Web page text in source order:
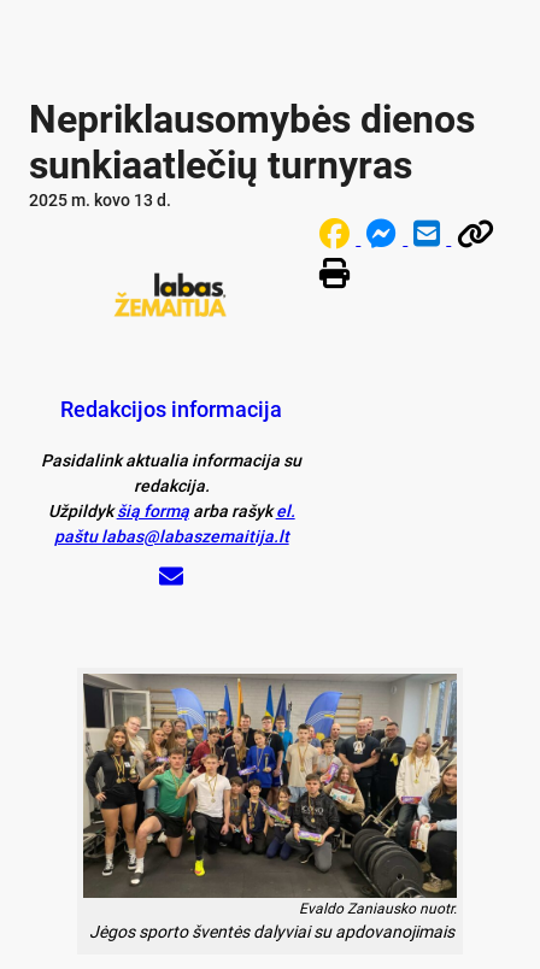
Nepriklausomybės dienos
sunkiaatlečių turnyras
2025 m. kovo 13 d.
Redakcijos informacija
Pasidalink aktualia informacija su
redakcija.
Užpildykšią formąarba rašykel.
paštu labas@labaszemaitija.lt
Evaldo Zaniausko nuotr.
Jėgos sporto šventės dalyviai su apdovanojimais